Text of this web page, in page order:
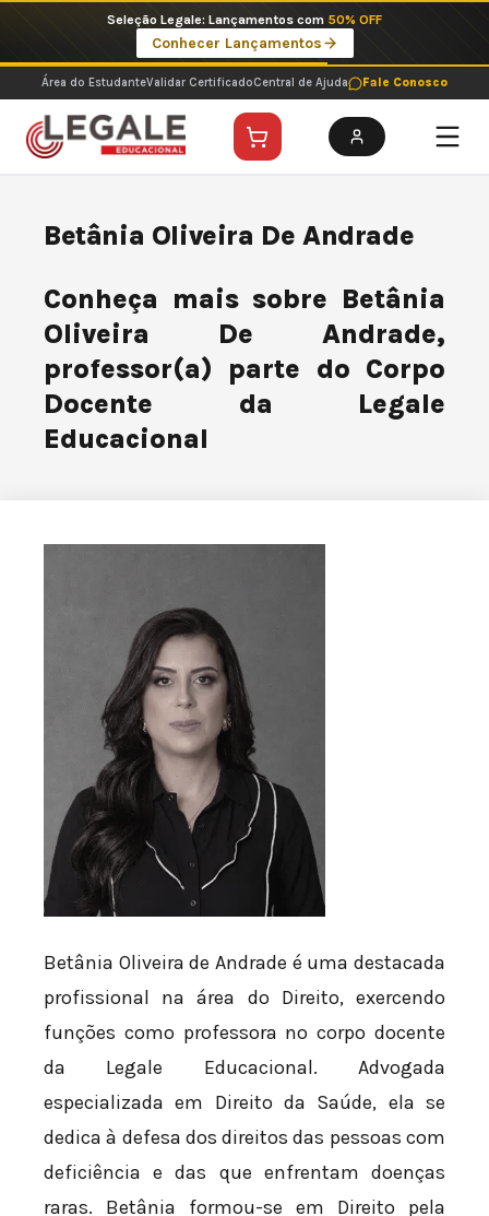
o
conteúdo
Seleção Legale: Lançamentos com 50% OFF
Conhecer Lançamentos
Área do EstudanteValidar CertificadoCentral de Ajuda Fale Conosco
Betânia Oliveira De Andrade
Conheça mais sobre Betânia
Oliveira De Andrade,
professor(a) parte do Corpo
Docente da Legale
Educacional
Betânia Oliveira de Andrade é uma destacada
profissional na área do Direito, exercendo
funções como professora no corpo docente
da Legale Educacional. Advogada
especializada em Direito da Saúde, ela se
dedica à defesa dos direitos das pessoas com
deficiência e das que enfrentam doenças
raras. Betânia formou-se em Direito pela